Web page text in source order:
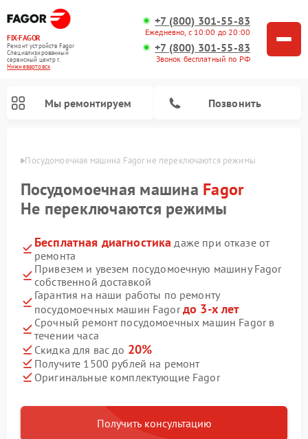
FIX-FAGOR
Ремонт устройств Fagor
Специализированный
cервисный центр г.
Нижневартовск
+7 (800) 301-55-83
Ежедневно, с 10:00 до 20:00
+7 (800) 301-55-83
Звонок бесплатный по РФ
Мы ремонтируем Позвонить
Посудомоечная машина Fagor не переключаются режимы
Посудомоечная машина Fagor
Не переключаются режимы
Бесплатная диагностика даже при отказе от
ремонта
Привезем и увезем посудомоечную машину Fagor
собственной доставкой
Гарантия на наши работы по ремонту
посудомоечных машин Fagorдо 3-х лет
Срочный ремонт посудомоечных машин Fagor в
течении часа
Скидка для вас до 20%
Получите 1500 рублей на ремонт
Оригинальные комплектующие Fagor
Получить консультацию